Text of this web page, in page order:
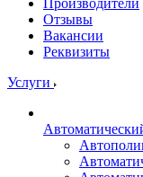
Производители
Отзывы
Вакансии
Реквизиты
Услуги